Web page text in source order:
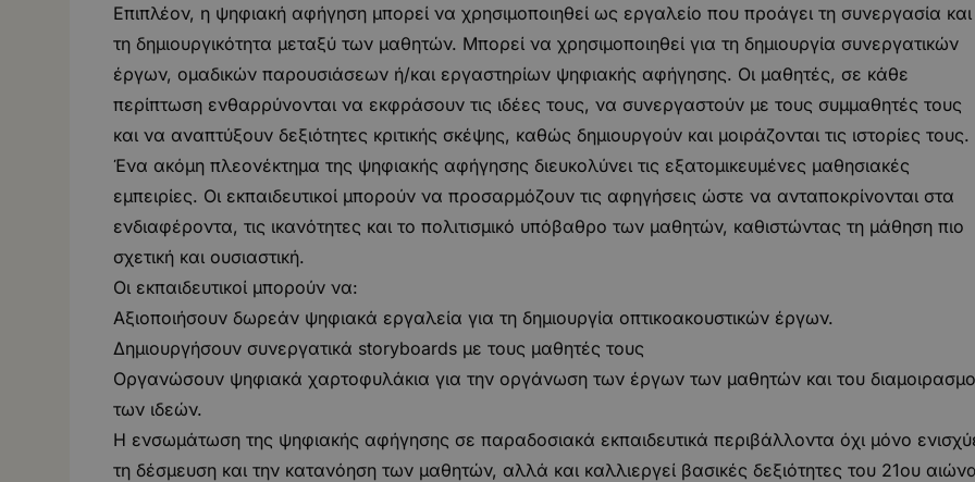
Επιπλέον, η ψηφιακή αφήγηση μπορεί να χρησιμοποιηθεί ως εργαλείο που προάγει τη συνεργασία και
τη δημιουργικότητα μεταξύ των μαθητών. Μπορεί να χρησιμοποιηθεί για τη δημιουργία συνεργατικών
έργων, ομαδικών παρουσιάσεων ή/και εργαστηρίων ψηφιακής αφήγησης. Οι μαθητές, σε κάθε
περίπτωση ενθαρρύνονται να εκφράσουν τις ιδέες τους, να συνεργαστούν με τους συμμαθητές τους
και να αναπτύξουν δεξιότητες κριτικής σκέψης, καθώς δημιουργούν και μοιράζονται τις ιστορίες τους.
Ένα ακόμη πλεονέκτημα της ψηφιακής αφήγησης διευκολύνει τις εξατομικευμένες μαθησιακές
εμπειρίες. Οι εκπαιδευτικοί μπορούν να προσαρμόζουν τις αφηγήσεις ώστε να ανταποκρίνονται στα
ενδιαφέροντα, τις ικανότητες και το πολιτισμικό υπόβαθρο των μαθητών, καθιστώντας τη μάθηση πιο
σχετική και ουσιαστική.
Οι εκπαιδευτικοί μπορούν να:
Αξιοποιήσουν δωρεάν ψηφιακά εργαλεία για τη δημιουργία οπτικοακουστικών έργων.
Δημιουργήσουν συνεργατικά storyboards με τους μαθητές τους
Οργανώσουν ψηφιακά χαρτοφυλάκια για την οργάνωση των έργων των μαθητών και του
των ιδεών.
Η ενσωμάτωση της ψηφιακής αφήγησης σε παραδοσιακά εκπαιδευτικά περιβάλλοντα όχι μόνο
τη δέσμευση και την κατανόηση των μαθητών, αλλά και καλλιεργεί βασικές δεξιότητες του 21ου